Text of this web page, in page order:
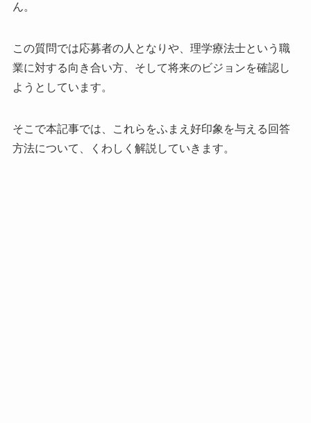
ん。
この質問では応募者の人となりや、理学療法士という職
業に対する向き合い方、そして将来のビジョンを確認し
ようとしています。
そこで本記事では、これらをふまえ好印象を与える回答
方法について、くわしく解説していきます。